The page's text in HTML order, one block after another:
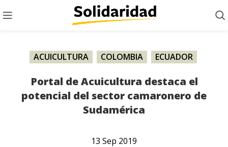
ACUICULTURA COLOMBIA ECUADOR
Portal de Acuicultura destaca el
potencial del sector camaronero de
Sudamérica
13 Sep 2019